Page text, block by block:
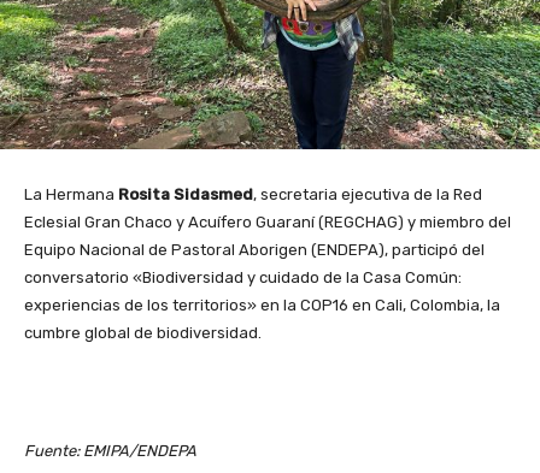
La Hermana Rosita Sidasmed, secretaria ejecutiva de la Red
Eclesial Gran Chaco y Acuífero Guaraní (REGCHAG) y miembro del
Equipo Nacional de Pastoral Aborigen (ENDEPA), participó del
conversatorio «Biodiversidad y cuidado de la Casa Común:
experiencias de los territorios» en la COP16 en Cali, Colombia, la
cumbre global de biodiversidad.
Fuente: EMIPA/ENDEPA